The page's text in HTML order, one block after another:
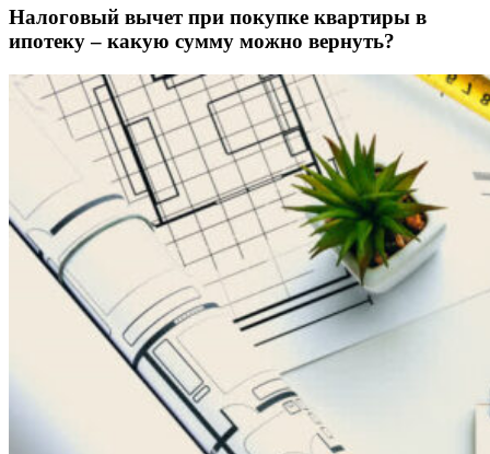
Налоговый вычет при покупке квартиры в
ипотеку – какую сумму можно вернуть?